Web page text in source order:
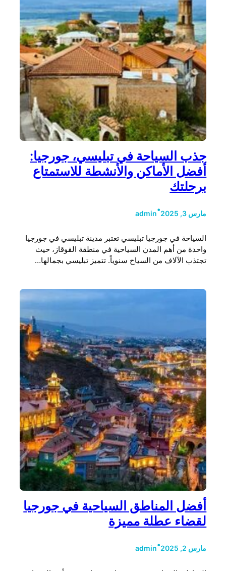
جذب السياحة في تبليسي، جورجيا:
أفضل الأماكن والأنشطة للاستمتاع
برحلتك
مارس 3, 2025 •
admin
السياحة في جورجيا تبليسي تعتبر مدينة تبليسي في جورجيا
واحدة من أهم المدن السياحية في منطقة القوقاز، حيث
تجتذب الآلاف من السياح سنوياً. تتميز تبليسي بجمالها…
أفضل المناطق السياحية في جورجيا
لقضاء عطلة مميزة
مارس 2, 2025 •
admin